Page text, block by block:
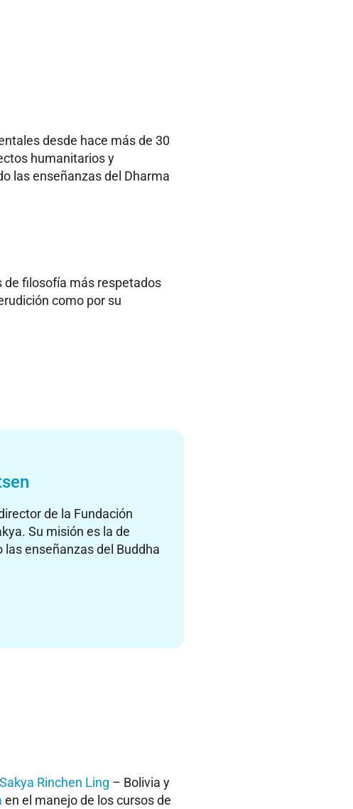
desde hace más de 30
humanitarios y
las enseñanzas del Dharma
de filosofía más respetados
como por su
de la Fundación
Su misión es la de
enseñanzas del Buddha
Sakya Rinchen Ling – Bolivia y
en el manejo de los cursos de